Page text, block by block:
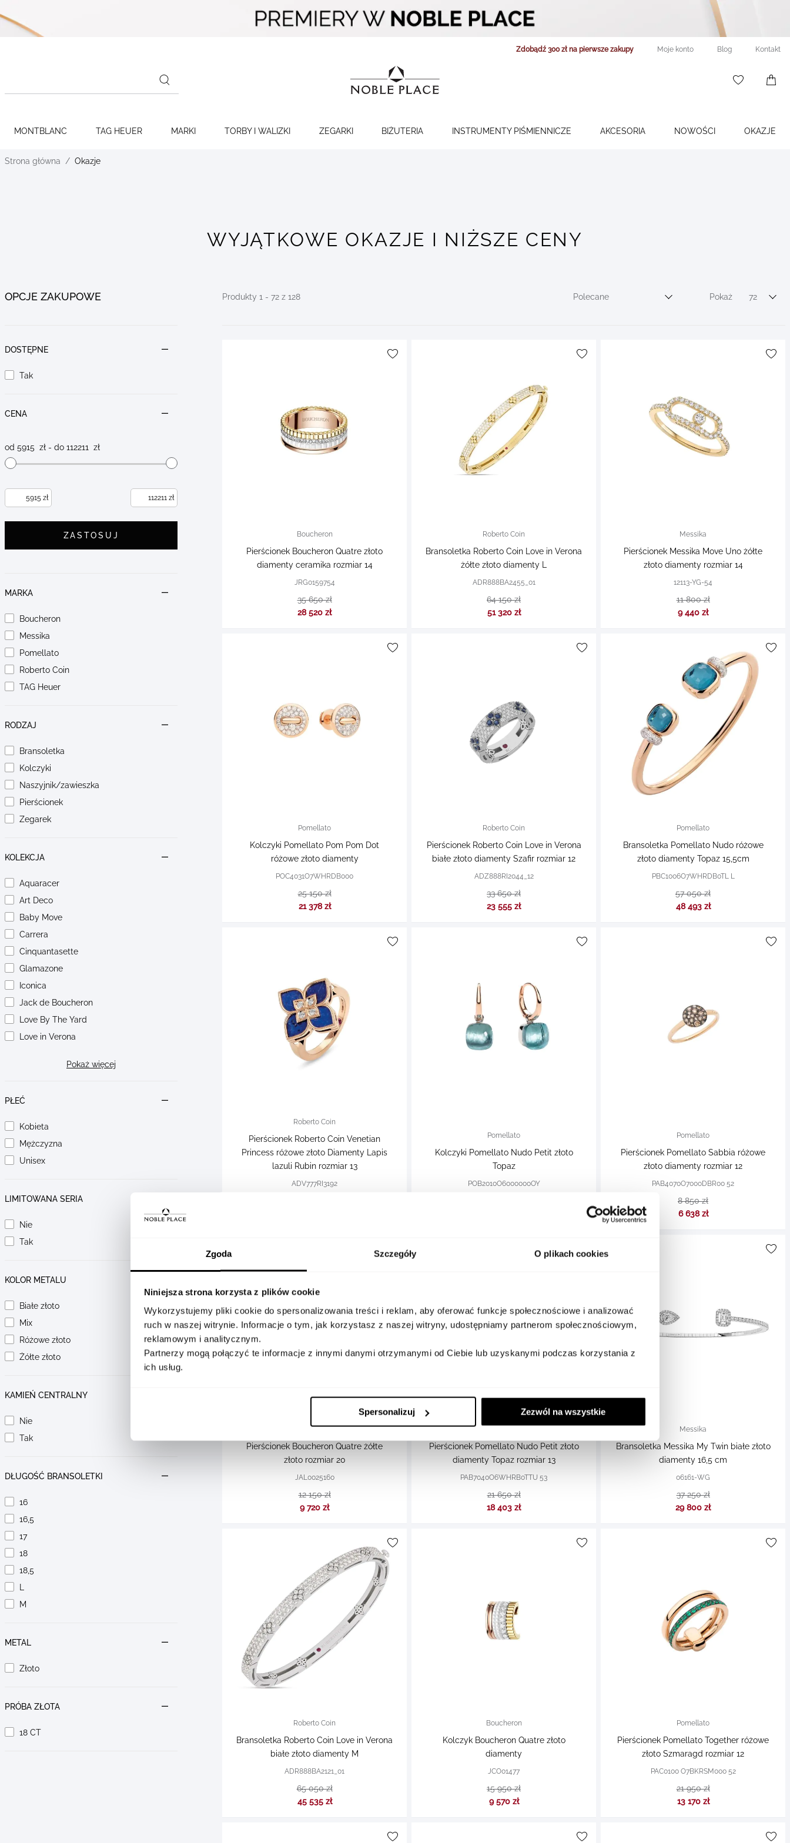
Zgoda Szczegóły O plikach cookies
Niniejsza strona korzysta z plików cookie
Wykorzystujemy pliki cookie do spersonalizowania treści i reklam, aby oferować funkcje społecznościowe i analizować
ruch w naszej witrynie. Informacje o tym, jak korzystasz z naszej witryny, udostępniamy partnerom społecznościowym,
reklamowym i analitycznym.
Partnerzy mogą połączyć te informacje z innymi danymi otrzymanymi od Ciebie lub uzyskanymi podczas korzystania z
ich usług.
Spersonalizuj Zezwól na wszystkie
content
Zdobądź 300 zł na pierwsze zakupy Moje konto Blog Kontakt
MONTBLANC TAG HEUER MARKI TORBY I WALIZKI ZEGARKI BIŻUTERIA INSTRUMENTY PIŚMIENNICZE AKCESORIA NOWOŚCI OKAZJE
Strona główna Okazje
WYJĄTKOWE OKAZJE I NIŻSZE CENY
Sortuj wg
Polecane
Produkty 1 - 72 z 128 Pokaż 72
Go to
Boucheron
Pierścionek Boucheron Quatre złoto
diamenty ceramika rozmiar 14
JRG0159754
35 650 zł
28 520 zł
Roberto Coin
Bransoletka Roberto Coin Love in Verona
żółte złoto diamenty L
ADR888BA2455_01
64 150 zł
51 320 zł
Messika
Pierścionek Messika Move Uno żółte
złoto diamenty rozmiar 14
12113-YG-54
11 800 zł
9 440 zł
Pomellato
Kolczyki Pomellato Pom Pom Dot
różowe złoto diamenty
POC4031O7WHRDB000
25 150 zł
21 378 zł
Roberto Coin
Pierścionek Roberto Coin Love in Verona
białe złoto diamenty Szafir rozmiar 12
ADZ888RI2044_12
33 650 zł
23 555 zł
Pomellato
Bransoletka Pomellato Nudo różowe
złoto diamenty Topaz 15,5cm
PBC1006O7WHRDB0TL L
57 050 zł
48 493 zł
Roberto Coin
Pierścionek Roberto Coin Venetian
Princess różowe złoto Diamenty Lapis
lazuli Rubin rozmiar 13
ADV777RI3192
Pomellato
Kolczyki Pomellato Nudo Petit złoto
Topaz
POB2010O6000000OY
Pomellato
Pierścionek Pomellato Sabbia różowe
złoto diamenty rozmiar 12
PAB4070O7000DBR00 52
8 850 zł
6 638 zł
Boucheron
Pierścionek Boucheron Quatre żółte
złoto rozmiar 20
JAL0025160
12 150 zł
9 720 zł
Pierścionek Pomellato Nudo Petit złoto
diamenty Topaz rozmiar 13
PAB7040O6WHRB0TTU 53
21 650 zł
18 403 zł
Messika
Bransoletka Messika My Twin białe złoto
diamenty 16,5 cm
06161-WG
37 250 zł
29 800 zł
Roberto Coin
Bransoletka Roberto Coin Love in Verona
białe złoto diamenty M
ADR888BA2121_01
65 050 zł
45 535 zł
Boucheron
Kolczyk Boucheron Quatre złoto
diamenty
JCO01477
15 950 zł
9 570 zł
Pomellato
Pierścionek Pomellato Together różowe
złoto Szmaragd rozmiar 12
PAC0100 O7BKRSM000 52
21 950 zł
13 170 zł
Go to
OPCJE ZAKUPOWE
DOSTĘPNE
Tak
CENA
od 5915 zł - do 112211 zł
Minimum
zł
Maksymalna
zł
ZASTOSUJ
MARKA
Boucheron
Messika
Pomellato
Roberto Coin
TAG Heuer
RODZAJ
Bransoletka
Kolczyki
Naszyjnik/zawieszka
Pierścionek
Zegarek
KOLEKCJA
Aquaracer
Art Deco
Baby Move
Carrera
Cinquantasette
Glamazone
Iconica
Jack de Boucheron
Love By The Yard
Love in Verona
Pokaż więcej
PŁEĆ
Kobieta
Mężczyzna
Unisex
LIMITOWANA SERIA
Nie
Tak
KOLOR METALU
Białe złoto
Mix
Różowe złoto
Żółte złoto
KAMIEŃ CENTRALNY
Nie
Tak
DŁUGOŚĆ BRANSOLETKI
16
16,5
17
18
18,5
M
METAL
Złoto
PRÓBA ZŁOTA
18 CT
Go to